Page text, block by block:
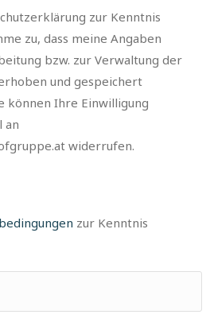
zur Kenntnis
zu, dass meine Angaben
bzw. zur Verwaltung der
und gespeichert
können Ihre Einwilligung
an
widerrufen.
zur Kenntnis